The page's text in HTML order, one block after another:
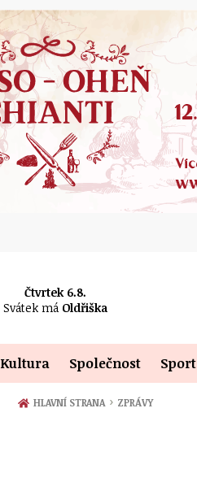
Čtvrtek 6.8.
Svátek má Oldřiška
Kultura Společnost Sport
HLAVNÍ STRANA › ZPRÁVY